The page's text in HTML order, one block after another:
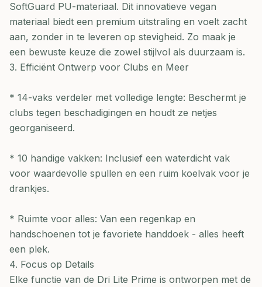
SoftGuard PU-materiaal. Dit innovatieve vegan
materiaal biedt een premium uitstraling en voelt zacht
aan, zonder in te leveren op stevigheid. Zo maak je
een bewuste keuze die zowel stijlvol als duurzaam is.
3. Efficiënt Ontwerp voor Clubs en Meer
* 14-vaks verdeler met volledige lengte: Beschermt je
clubs tegen beschadigingen en houdt ze netjes
georganiseerd.
* 10 handige vakken: Inclusief een waterdicht vak
voor waardevolle spullen en een ruim koelvak voor je
drankjes.
* Ruimte voor alles: Van een regenkap en
handschoenen tot je favoriete handdoek - alles heeft
een plek.
4. Focus op Details
Elke functie van de Dri Lite Prime is ontworpen met de